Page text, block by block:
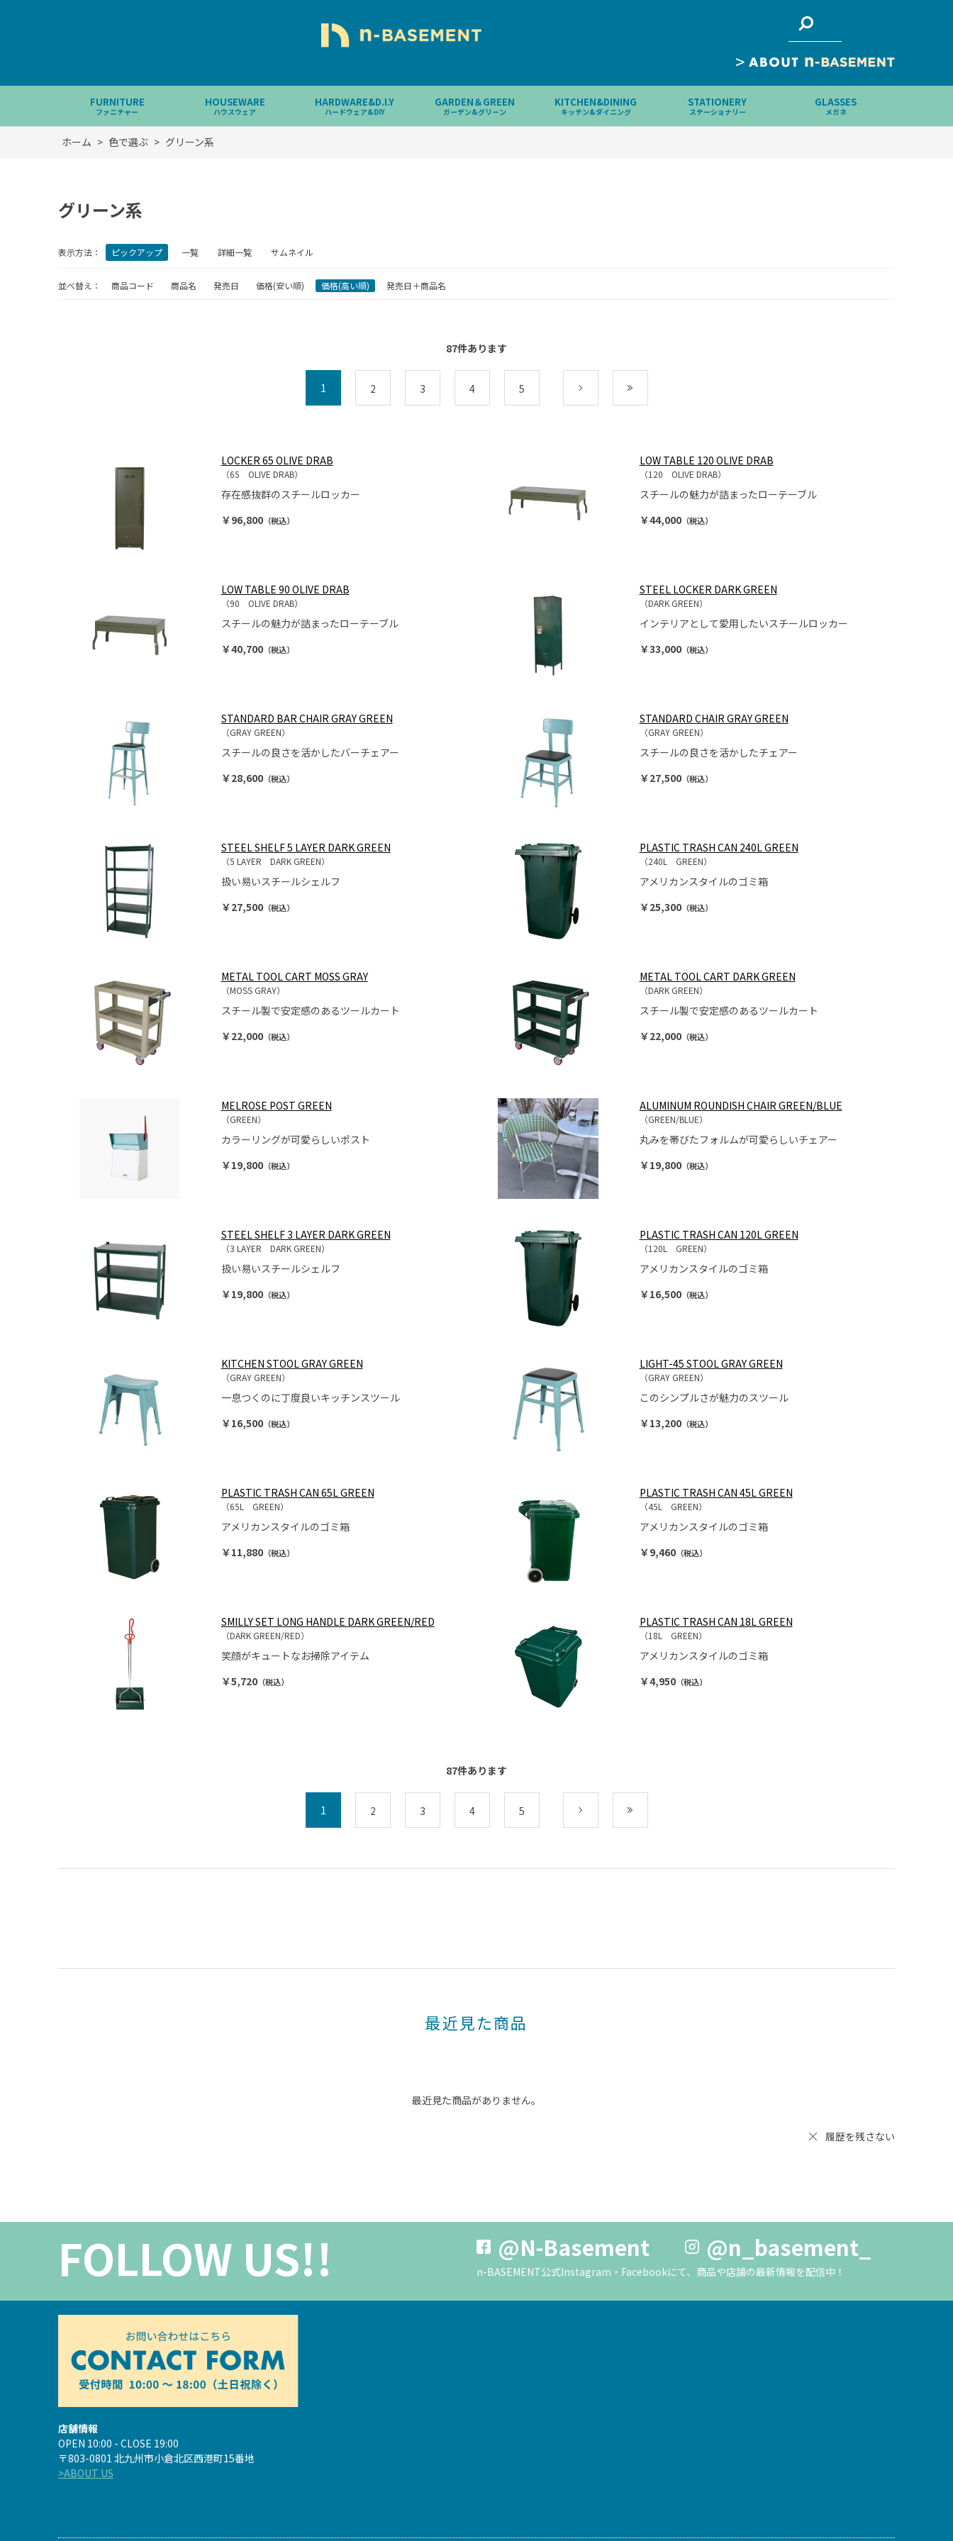
>
FURNITURE
ファニチャー
HOUSEWARE
ハウスウェア
HARDWARE&D.I.Y
ハードウェア&DIY
GARDEN＆GREEN
ガーデン&グリーン
KITCHEN&DINING
キッチン&ダイニング
STATIONERY
ステーショナリー
GLASSES
メガネ
ホーム > 色で選ぶ > グリーン系
グリーン系
表示方法： ピックアップ 一覧 詳細一覧 サムネイル
並べ替え： 商品コード 商品名 発売日 価格(安い順) 価格(高い順) 発売日＋商品名
87件あります
1 2 3 4 5
LOCKER 65 OLIVE DRAB
（65 OLIVE DRAB）
存在感抜群のスチールロッカー
￥96,800（税込）
LOW TABLE 120 OLIVE DRAB
（120 OLIVE DRAB）
スチールの魅力が詰まったローテーブル
￥44,000（税込）
LOW TABLE 90 OLIVE DRAB
（90 OLIVE DRAB）
スチールの魅力が詰まったローテーブル
￥40,700（税込）
STEEL LOCKER DARK GREEN
（DARK GREEN）
インテリアとして愛用したいスチールロッカー
￥33,000（税込）
STANDARD BAR CHAIR GRAY GREEN
（GRAY GREEN）
スチールの良さを活かしたバーチェアー
￥28,600（税込）
STANDARD CHAIR GRAY GREEN
（GRAY GREEN）
スチールの良さを活かしたチェアー
￥27,500（税込）
STEEL SHELF 5 LAYER DARK GREEN
（5 LAYER DARK GREEN）
扱い易いスチールシェルフ
￥27,500（税込）
PLASTIC TRASH CAN 240L GREEN
（240L GREEN）
アメリカンスタイルのゴミ箱
￥25,300（税込）
METAL TOOL CART MOSS GRAY
（MOSS GRAY）
スチール製で安定感のあるツールカート
￥22,000（税込）
METAL TOOL CART DARK GREEN
（DARK GREEN）
スチール製で安定感のあるツールカート
￥22,000（税込）
MELROSE POST GREEN
（GREEN）
カラーリングが可愛らしいポスト
￥19,800（税込）
ALUMINUM ROUNDISH CHAIR GREEN/BLUE
（GREEN/BLUE）
丸みを帯びたフォルムが可愛らしいチェアー
￥19,800（税込）
STEEL SHELF 3 LAYER DARK GREEN
（3 LAYER DARK GREEN）
扱い易いスチールシェルフ
￥19,800（税込）
PLASTIC TRASH CAN 120L GREEN
（120L GREEN）
アメリカンスタイルのゴミ箱
￥16,500（税込）
KITCHEN STOOL GRAY GREEN
（GRAY GREEN）
一息つくのに丁度良いキッチンスツール
￥16,500（税込）
LIGHT-45 STOOL GRAY GREEN
（GRAY GREEN）
このシンプルさが魅力のスツール
￥13,200（税込）
PLASTIC TRASH CAN 65L GREEN
（65L GREEN）
アメリカンスタイルのゴミ箱
￥11,880（税込）
PLASTIC TRASH CAN 45L GREEN
（45L GREEN）
アメリカンスタイルのゴミ箱
￥9,460（税込）
SMILLY SET LONG HANDLE DARK GREEN/RED
（DARK GREEN/RED）
笑顔がキュートなお掃除アイテム
￥5,720（税込）
PLASTIC TRASH CAN 18L GREEN
（18L GREEN）
アメリカンスタイルのゴミ箱
￥4,950（税込）
87件あります
1 2 3 4 5
最近見た商品
最近見た商品がありません。
履歴を残さない
FOLLOW US!! @N-Basement @n_basement_
n-BASEMENT公式Instagram・Facebookにて、商品や店舗の最新情報を配信中！
店舗情報
OPEN 10:00 - CLOSE 19:00
〒803-0801 北九州市小倉北区西港町15番地
>ABOUT US